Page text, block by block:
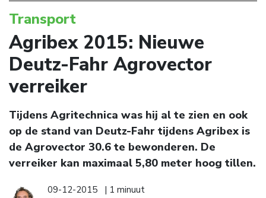
Transport
Agribex 2015: Nieuwe
Deutz-Fahr Agrovector
verreiker
Tijdens Agritechnica was hij al te zien en ook
op de stand van Deutz-Fahr tijdens Agribex is
de Agrovector 30.6 te bewonderen. De
verreiker kan maximaal 5,80 meter hoog tillen.
09-12-2015
| 1 minuut